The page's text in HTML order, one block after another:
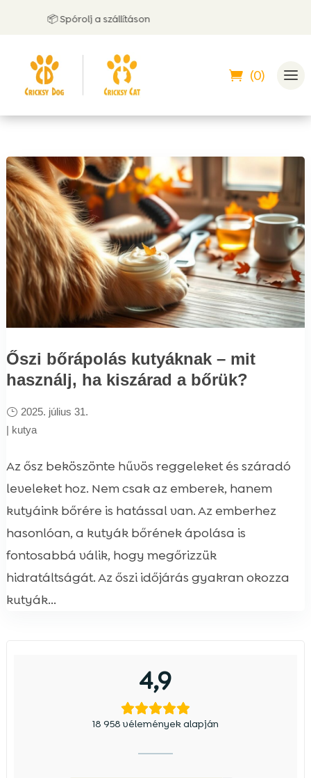
📦 Spórolj a szállításon
(0)
Őszi bőrápolás kutyáknak – mit
használj, ha kiszárad a bőrük?
2025. július 31.
| kutya
Az ősz beköszönte hűvös reggeleket és száradó
leveleket hoz. Nem csak az emberek, hanem
kutyáink bőrére is hatással van. Az emberhez
hasonlóan, a kutyák bőrének ápolása is
fontosabbá válik, hogy megőrizzük
hidratáltságát. Az őszi időjárás gyakran okozza
kutyák...
4,9
18 958 vélemények alapján